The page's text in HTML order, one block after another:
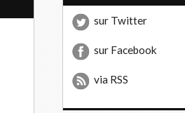
sur Twitter
sur Facebook
via RSS